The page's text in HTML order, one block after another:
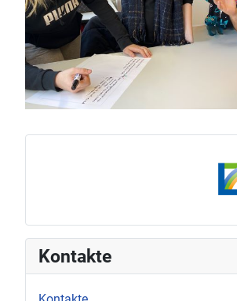
Kontakte